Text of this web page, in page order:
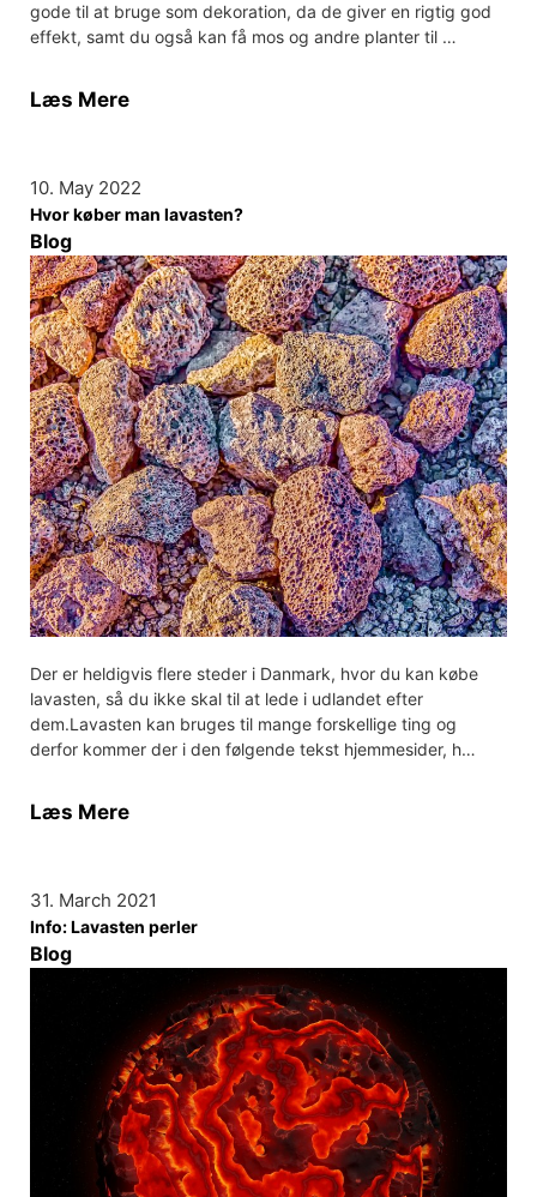
gode til at bruge som dekoration, da de giver en rigtig god
effekt, samt du også kan få mos og andre planter til …
Læs Mere
10. May 2022
Hvor køber man lavasten?
Blog
Der er heldigvis flere steder i Danmark, hvor du kan købe
lavasten, så du ikke skal til at lede i udlandet efter
dem.Lavasten kan bruges til mange forskellige ting og
derfor kommer der i den følgende tekst hjemmesider, h…
Læs Mere
31. March 2021
Info: Lavasten perler
Blog